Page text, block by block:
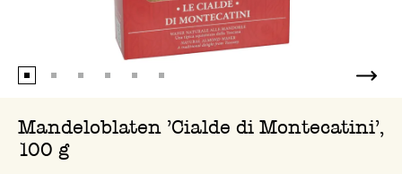
Mandeloblaten 'Cialde di Montecatini',
100 g